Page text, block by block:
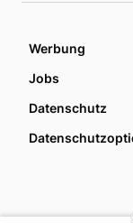
Werbung
Jobs
Datenschutz